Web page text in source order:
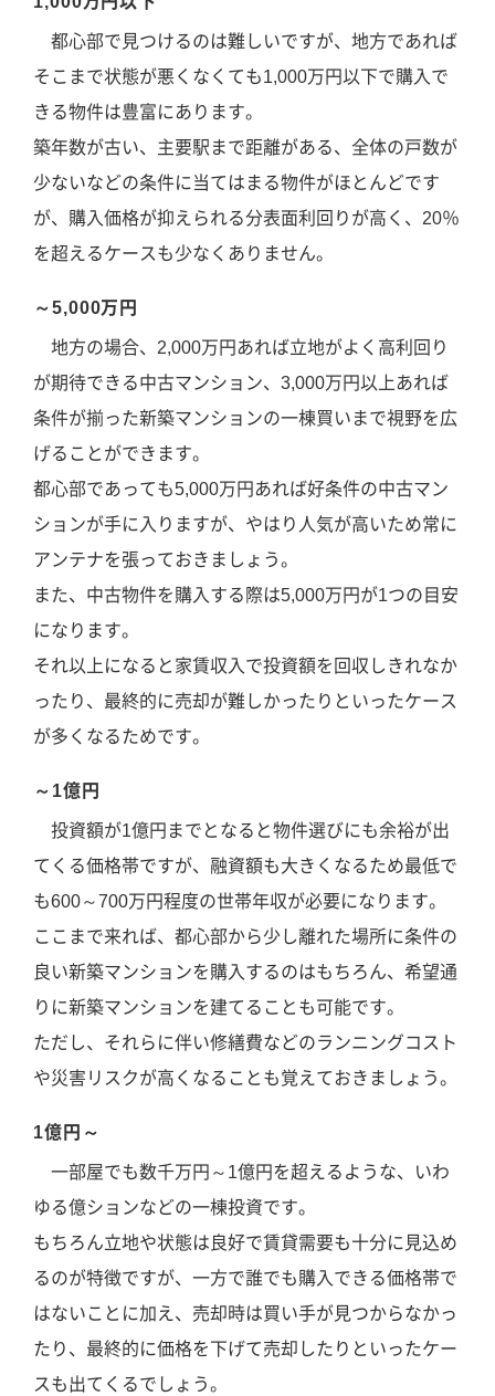
都心部で見つけるのは難しいですが、地方であれば
そこまで状態が悪くなくても1,000万円以下で購入で
きる物件は豊富にあります。
築年数が古い、主要駅まで距離がある、全体の戸数が
少ないなどの条件に当てはまる物件がほとんどです
が、購入価格が抑えられる分表面利回りが高く、20％
を超えるケースも少なくありません。
～5,000万円
地方の場合、2,000万円あれば立地がよく高利回り
が期待できる中古マンション、3,000万円以上あれば
条件が揃った新築マンションの一棟買いまで視野を広
げることができます。
都心部であっても5,000万円あれば好条件の中古マン
ションが手に入りますが、やはり人気が高いため常に
アンテナを張っておきましょう。
また、中古物件を購入する際は5,000万円が1つの目安
になります。
それ以上になると家賃収入で投資額を回収しきれなか
ったり、最終的に売却が難しかったりといったケース
が多くなるためです。
～1億円
投資額が1億円までとなると物件選びにも余裕が出
てくる価格帯ですが、融資額も大きくなるため最低で
も600～700万円程度の世帯年収が必要になります。
ここまで来れば、都心部から少し離れた場所に条件の
良い新築マンションを購入するのはもちろん、希望通
りに新築マンションを建てることも可能です。
ただし、それらに伴い修繕費などのランニングコスト
や災害リスクが高くなることも覚えておきましょう。
1億円～
一部屋でも数千万円～1億円を超えるような、いわ
ゆる億ションなどの一棟投資です。
もちろん立地や状態は良好で賃貸需要も十分に見込め
るのが特徴ですが、一方で誰でも購入できる価格帯で
はないことに加え、売却時は買い手が見つからなかっ
たり、最終的に価格を下げて売却したりといったケー
スも出てくるでしょう。